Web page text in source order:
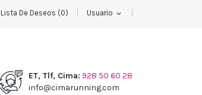
Usuario expand_more
Lista De Deseos (0)
ET, Tlf, Cima: 928 50 60 28
info@cimarunning.com